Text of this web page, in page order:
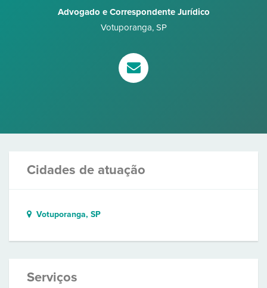
Advogado e Correspondente Jurídico
Votuporanga, SP
Cidades de atuação
Votuporanga, SP
Serviços